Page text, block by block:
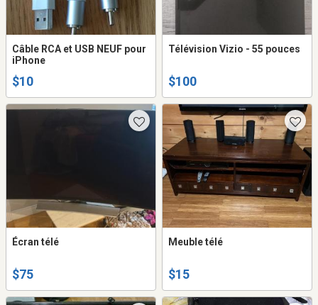
Câble RCA et USB NEUF pour
iPhone
$10
Télévision Vizio - 55 pouces
$100
Écran télé
$75
Meuble télé
$15